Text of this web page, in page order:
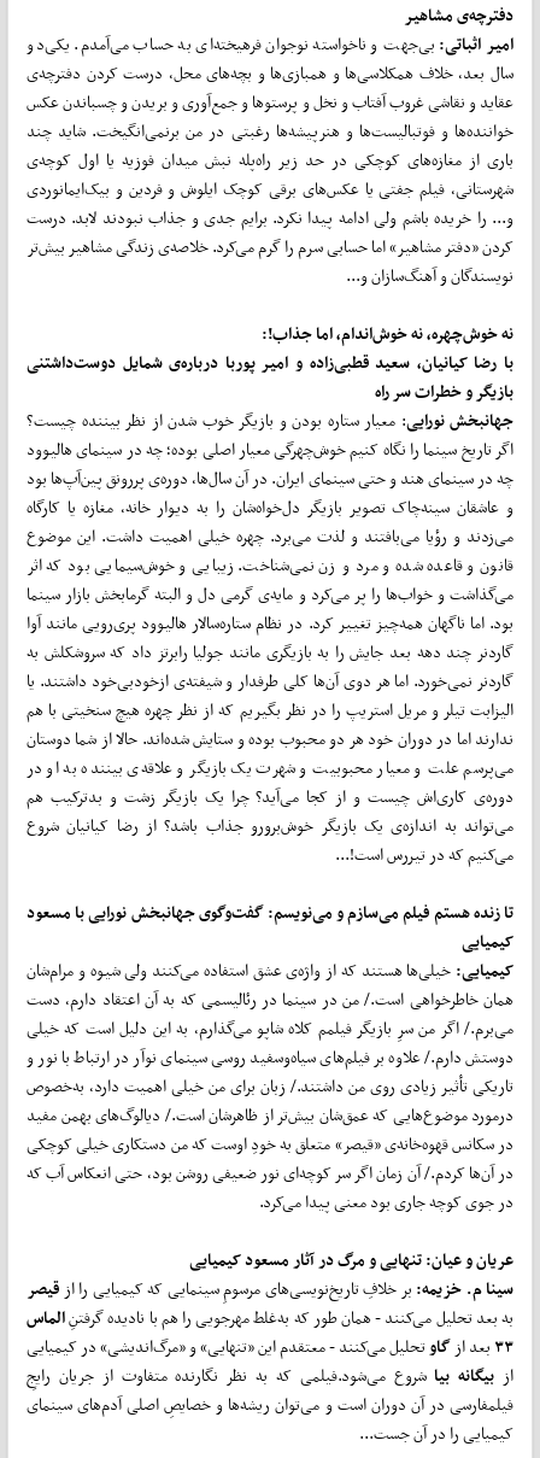
دفترچه‌ی مشاهیر
امیر اثباتی:بی‌جهت و ناخواسته نوجوان فرهیخته‌ای به حساب می‌آمدم. یکی‌دو
سال بعد، خلاف همکلاسی‌ها و همبازی‌ها و بچه‌های محل، درست کردن دفترچه‌ی
عقاید و نقاشی غروب آفتاب و نخل و پرستوها و جمع‌آوری و بریدن و چسباندن عکس
خواننده‌ها و فوتبالیست‌ها و هنرپیشه‌ها رغبتی در من برنمی‌انگیخت. شاید چند
باری از مغازه‌های کوچکی در حد زیر راه‌پله نبش میدان فوزیه یا اول کوچه‌ی
شهرستانی، فیلم جفتی یا عکس‌های برقی کوچک ایلوش و فردین و بیک‌ایمانوردی
و... را خریده باشم ولی ادامه پیدا نکرد. برایم جدی و جذاب نبودند لابد. درست
کردن «دفتر مشاهیر» اما حسابی سرم را گرم می‌کرد. خلاصه‌ی زندگی مشاهیر بیش‌تر
نویسندگان و آهنگ‌سازان و...
نه خوشچهره، نه خوشاندام، اما جذاب!:
با رضا کیانیان، سعید قطبی‌زاده و امیر پوربا درباره‌ی شمایل دوست‌داشتنی
بازیگر و خطرات سر راه
جهانبخش نورایی: معیار ستاره بودن و بازیگر خوب شدن از نظر بیننده چیست؟
اگر تاریخ سینما را نگاه کنیم خوش‌چهرگی معیار اصلی بوده؛ چه در سینمای هالیوود
چه در سینمای هند و حتی سینمای ایران. در آن سال‌ها، دوره‌ی پررونق پین‌آپ‌ها بود
و عاشقان سینه‌چاک تصویر بازیگر دل‌خواه‌شان را به دیوار خانه، مغازه یا کارگاه
می‌زدند و رؤیا می‌بافتند و لذت می‌برد. چهره خیلی اهمیت داشت. این موضوع
قانون و قاعده شده و مرد و زن نمی‌شناخت. زیبایی و خوش‌سیمایی بود که اثر
می‌گذاشت و خواب‌ها را پر می‌کرد و مایه‌ی گرمی دل و البته گرمابخش بازار سینما
بود. اما ناگهان همه‌چیز تغییر کرد. در نظام ستاره‌سالار هالیوود پری‌رویی مانند آوا
گاردنر چند دهه بعد جایش را به بازیگری مانند جولیا رابرتز داد که سروشکلش به
گاردنر نمی‌خورد. اما هر دوی آن‌ها کلی طرفدار و شیفته‌ی ازخودبی‌خود داشتند. یا
الیزابت تیلر و مریل استریپ را در نظر بگیریم که از نظر چهره هیچ سنخیتی با هم
ندارند اما در دوران خود هر دو محبوب بوده و ستایش شده‌اند. حالا از شما دوستان
می‌پرسم علت و معیار محبوبیت و شهرت یک بازیگر و علاقه‌ی بیننده به او در
دوره‌ی کاری‌اش چیست و از کجا می‌آید؟ چرا یک بازیگر زشت و بدترکیب هم
می‌تواند به اندازه‌ی یک بازیگر خوش‌برورو جذاب باشد؟ از رضا کیانیان شروع
می‌کنیم که در تیررس است!...
تا زنده هستم فیلم میسازم و مینویسم: گفتوگوی جهانبخش نورایی با مسعود
کیمیایی
کیمیایی:خیلی‌ها هستند که از واژه‌ی عشق استفاده می‌کنند ولی شیوه و مرام‌شان
همان خاطرخواهی است./ من در سینما در رئالیسمی که به آن اعتقاد دارم، دست
می‌برم./ اگر من سرِ بازیگر فیلمم کلاه شاپو می‌گذارم، به این دلیل است که خیلی
دوستش دارم./ علاوه بر فیلم‌های سیاه‌وسفید روسی سینمای نوآر در ارتباط با نور و
تاریکی تأثیر زیادی روی من داشتند./ زبان برای من خیلی اهمیت دارد، به‌خصوص
درمورد موضوع‌هایی که عمق‌شان بیش‌تر از ظاهرشان است./ دیالوگ‌های بهمن مفید
در سکانس قهوه‌خانه‌ی «قیصر» متعلق به خودِ اوست که من دستکاری خیلی کوچکی
در آن‌ها کردم./ آن زمان اگر سر کوچه‌ای نور ضعیفی روشن بود، حتی انعکاس آب که
در جوی کوچه جاری بود معنی پیدا می‌کرد.
عریان و عیان: تنهایی و مرگ در آثار مسعود کیمیایی
سینا م. خزیمه:بر خلافِ تاریخ‌نویسی‌های مرسومِ سینمایی که کیمیایی را از قیصر
به بعد تحلیل می‌کنند - ‌همان طور که به‌غلط مهرجویی را هم با نادیده گرفتنِالماس
۳۳بعد از گاوتحلیل می‌کنند - معتقدم این «تنهایی» و «مرگ‌اندیشی» در کیمیایی
از بیگانه بیاشروع می‌شود.فیلمی که به نظر نگارنده متفاوت از جریان رایجِ
فیلمفارسی در آن دوران است و می‌توان ریشه‌ها و خصایصِ اصلی آدم‌های سینمای
کیمیایی را در آن جست...